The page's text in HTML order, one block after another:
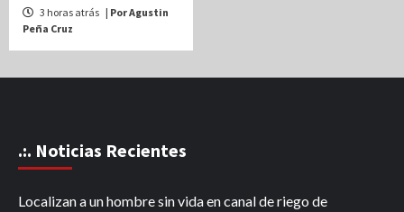
3 horas atrás | Por Agustin
Peña Cruz
.:. Noticias Recientes
Localizan a un hombre sin vida en canal de riego de